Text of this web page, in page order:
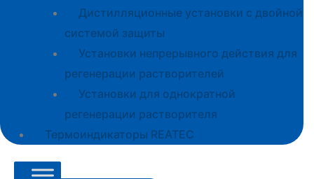
Дистилляционные установки с двойной
системой защиты
Установки непрерывного действия для
регенерации растворителей
Установки для однократной
регенерации растворителя
Термоиндикаторы REATEC